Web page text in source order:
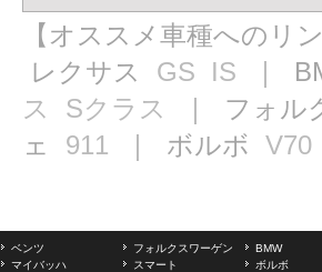
【オススメ車種へのリン
レクサス GS IS ｜
ス
Sクラス ｜ フォル
ェ 911 ｜ ボルボ V70
ベンツ フォルクスワーゲン BMW
マイバッハ
スマート ボルボ